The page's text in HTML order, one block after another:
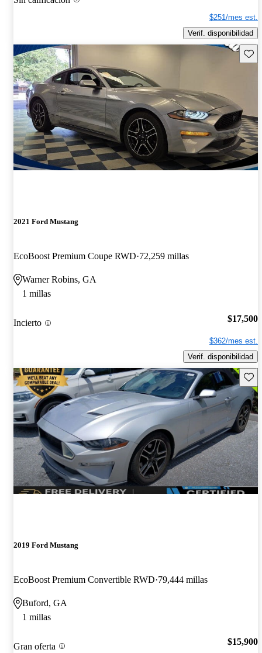
$251/mes est.
Verif. disponibilidad
2021 Ford Mustang
EcoBoost Premium Coupe RWD 72,259 millas
Warner Robins, GA
1 millas
Incierto $17,500
$362/mes est.
Verif. disponibilidad
2019 Ford Mustang
EcoBoost Premium Convertible RWD 79,444 millas
Buford, GA
1 millas
Gran oferta $15,900